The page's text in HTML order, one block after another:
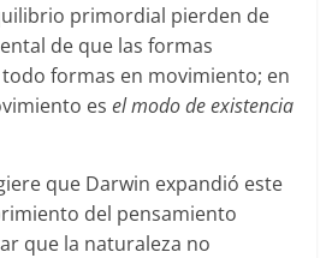
primordial pierden de
de que las formas
formas en movimiento; en
esel modo de existencia
que Darwin expandió este
del pensamiento
que la naturaleza no